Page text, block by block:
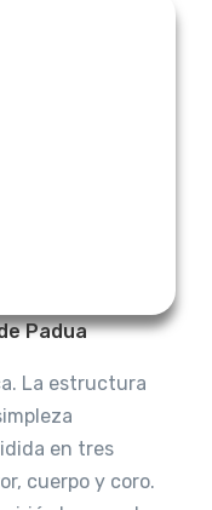
Padua
La estructura
en tres
cuerpo y coro.